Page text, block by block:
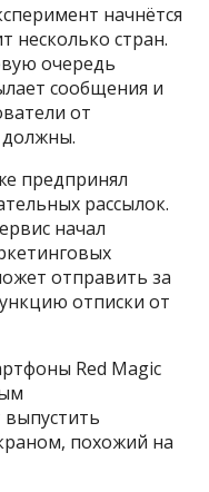
начнётся
несколько стран.
очередь
сообщения и
от
должны.
предпринял
рассылок.
начал
отправить за
отписки от
Red Magic
похожий на